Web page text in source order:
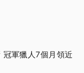
軍獵人7個月領近